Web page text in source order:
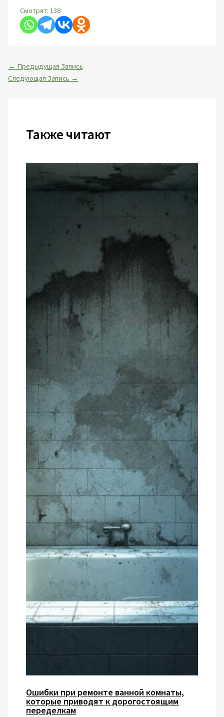
Смотрят: 138
← Предыдущая Запись
Следующая Запись →
Также читают
Ошибки при ремонте ванной комнаты,
которые приводят к дорогостоящим
переделкам